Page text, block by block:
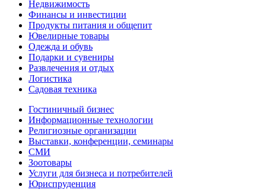
Недвижимость
Финансы и инвестиции
Продукты питания и общепит
Ювелирные товары
Одежда и обувь
Подарки и сувениры
Развлечения и отдых
Логистика
Садовая техника
Гостиничный бизнес
Информационные технологии
Религиозные организации
Выставки, конференции, семинары
СМИ
Зоотовары
Услуги для бизнеса и потребителей
Юриспруденция